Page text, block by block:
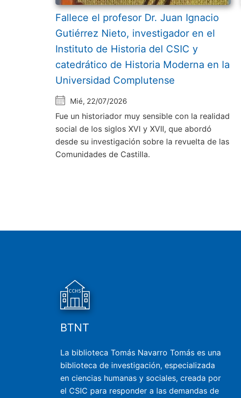
Fallece el profesor Dr. Juan Ignacio
Gutiérrez Nieto, investigador en el
Instituto de Historia del CSIC y
catedrático de Historia Moderna en la
Universidad Complutense
Mié, 22/07/2026
Fue un historiador muy sensible con la realidad
social de los siglos XVI y XVII, que abordó
desde su investigación sobre la revuelta de las
Comunidades de Castilla.
BTNT
La biblioteca Tomás Navarro Tomás es una
biblioteca de investigación, especializada
en ciencias humanas y sociales, creada por
el CSIC para responder a las demandas de